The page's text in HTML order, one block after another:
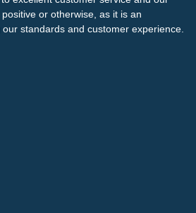
or otherwise, as it is an
standards and customer experience.